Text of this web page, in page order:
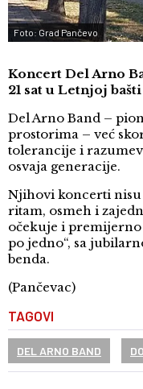
Foto: Grad Pančevo
Koncert Del Arno
21 sat u Letnjoj
Del Arno Band –
prostorima – već
tolerancije i
osvaja generacije.
Njihovi koncerti nisu
ritam, osmeh i
očekuje i premijerno
po jedno“, sa
benda.
(Pančevac)
TAGOVI
DEL ARNO BAND